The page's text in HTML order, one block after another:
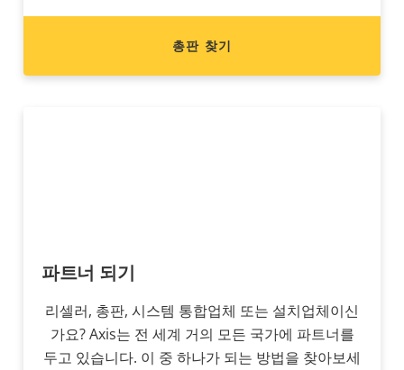
총판 찾기
파트너 되기
리셀러, 총판, 시스템 통합업체 또는 설치업체이신
가요? Axis는 전 세계 거의 모든 국가에 파트너를
두고 있습니다. 이 중 하나가 되는 방법을 찾아보세